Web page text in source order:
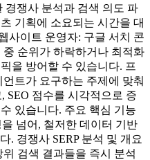
경쟁사 분석과 검색 의도 파
기획에 소요되는 시간을 대
사이트 운영자: 구글 서치 콘
순위가 하락하거나 최적화
을 방어할 수 있습니다. 프
트가 요구하는 주제에 맞춰
SEO 점수를 시각적으로 증
있습니다. 주요 핵심 기능
넘어, 철저한 데이터 기반
. 경쟁사 SERP 분석 및 개요
검색 결과들을 즉시 분석